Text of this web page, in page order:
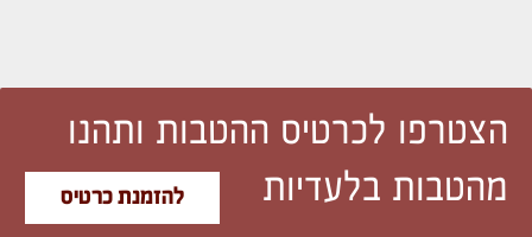
הצטרפו לכרטיס ההטבות ותהנו
מהטבות בלעדיות
להזמנת כרטיס